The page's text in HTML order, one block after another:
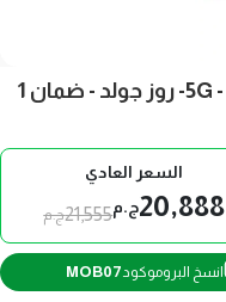
إنفنكس نوت 60 - 256 جيجا / 8 جيجا - 5G- روز جولد - ضمان 1
السعر العادي
20,888ج.م21,555ج.م
انسخ البروموكود MOB07